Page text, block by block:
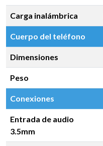
Carga inalámbrica
Cuerpo del teléfono
Dimensiones
Peso
Conexiones
Entrada de audio
3.5mm